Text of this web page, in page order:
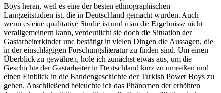
Boys heran, weil es eine der besten ethnographischen
Langzeitstudien ist, die in Deutschland gemacht wurden. Auch
wenn es eine qualitative Studie ist und man die Ergebnisse nicht
verallgemeinern kann, verdeutlicht sie doch die Situation der
Gastarbeiterkinder und bestätigt in vielen Dingen die Aussagen, die
in der einschlägigen Forschungsliteratur zu finden sind. Um einen
Überblick zu gewähren, hole ich zunächst etwas aus, um die
Geschichte der Gastarbeiter in Deutschland kurz zu umreißen und
einen Einblick in die Bandengeschichte der Turkish Power Boys zu
geben. Anschließend beleuchte ich das Phänomen der erhöhten